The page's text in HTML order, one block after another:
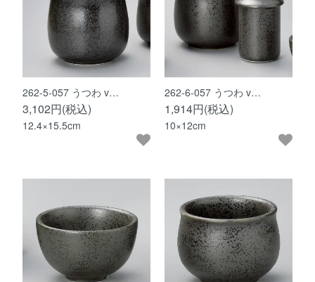
262-5-057 うつわ v…
3,102円(税込)
12.4×15.5cm
262-6-057 うつわ v…
1,914円(税込)
10×12cm